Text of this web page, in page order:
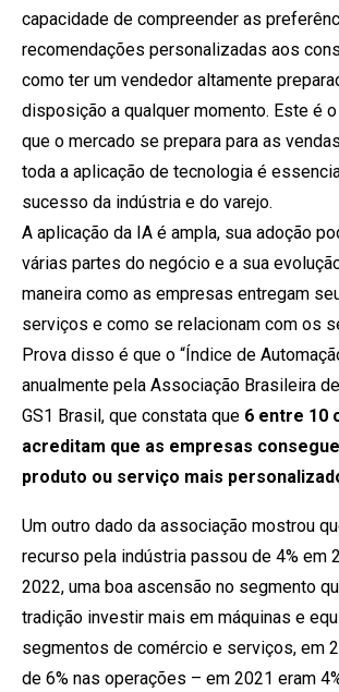
capacidade de compreender as
recomendações personalizadas aos
como ter um vendedor altamente
disposição a qualquer momento. Este é
que o mercado se prepara para as
toda a aplicação de tecnologia é
sucesso da indústria e do varejo.
A aplicação da IA é ampla, sua adoção
várias partes do negócio e a sua
maneira como as empresas entregam
serviços e como se relacionam com os
Prova disso é que o “Índice de
anualmente pela Associação Brasileira
GS1 Brasil, que constata que 6 entre 10
acreditam que as empresas
produto ou serviço mais
Um outro dado da associação mostrou
recurso pela indústria passou de 4% em
2022, uma boa ascensão no segmento
tradição investir mais em máquinas e
segmentos de comércio e serviços, em
de 6% nas operações – em 2021 eram